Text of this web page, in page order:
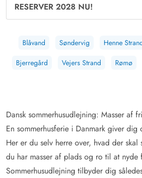
RESERVER 2028 NU!
Blåvand Søndervig Henne
Bjerregård
Vejers Strand Rømø
Dansk sommerhusudlejning: Masser af
En sommerhusferie i Danmark giver
Her er du selv herre over, hvad der
du har masser af plads og ro til at nyde
Sommerhusudlejning tilbyder dig